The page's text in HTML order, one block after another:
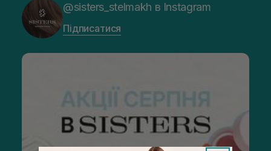
@sisters_stelmakh в Instagram
Підписатися